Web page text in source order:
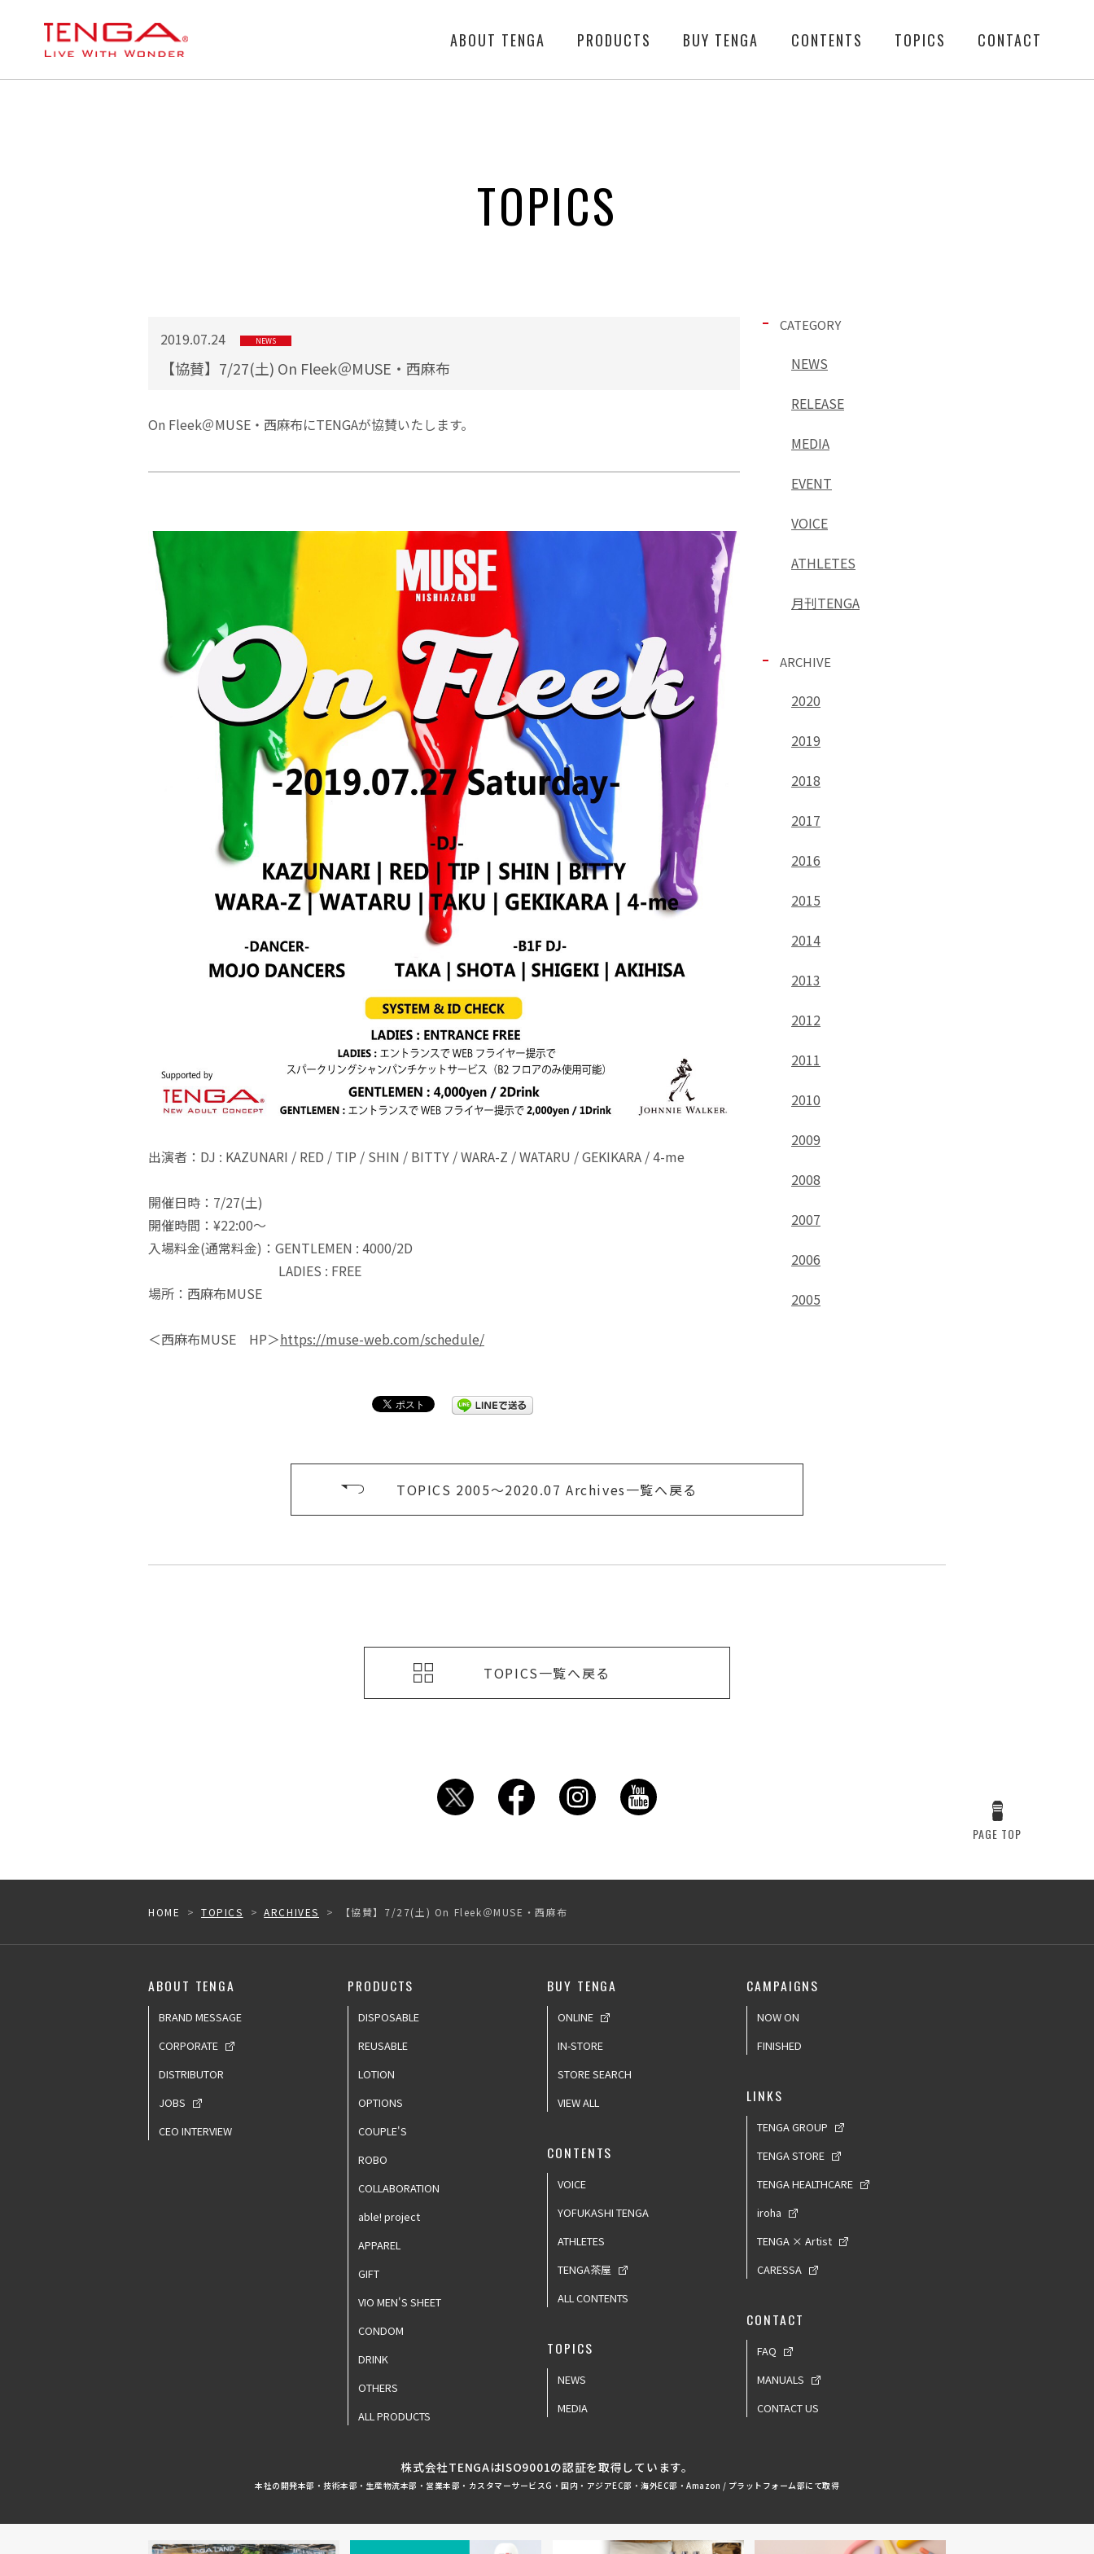
ABOUT TENGA PRODUCTS BUY TENGA CONTENTS TOPICS CONTACT
TOPICS
2019.07.24 NEWS
【協賛】7/27(土) On Fleek＠MUSE・西麻布
On Fleek＠MUSE・西麻布にTENGAが協賛いたします。
出演者：DJ : KAZUNARI / RED / TIP / SHIN / BITTY / WARA-Z / WATARU / GEKIKARA / 4-me
開催日時：7/27(土)
開催時間：¥22:00～
入場料金(通常料金)：GENTLEMEN : 4000/2D
LADIES : FREE
場所：西麻布MUSE
＜西麻布MUSE HP＞https://muse-web.com/schedule/
CATEGORY
NEWS
RELEASE
MEDIA
EVENT
VOICE
ATHLETES
月刊TENGA
ARCHIVE
2020
2019
2018
2017
2016
2015
2014
2013
2012
2011
2010
2009
2008
2007
2006
2005
TOPICS 2005〜2020.07Archives一覧へ戻る
TOPICS一覧へ戻る
PAGE TOP
HOME TOPICS ARCHIVES 【協賛】7/27(土) On Fleek＠MUSE・西麻布
ABOUT TENGA
BRAND MESSAGE
CORPORATE
DISTRIBUTOR
JOBS
CEO INTERVIEW
PRODUCTS
DISPOSABLE
REUSABLE
LOTION
OPTIONS
COUPLE'S
ROBO
COLLABORATION
able! project
APPAREL
GIFT
VIO MEN'S SHEET
CONDOM
DRINK
OTHERS
ALL PRODUCTS
BUY TENGA
ONLINE
IN-STORE
STORE SEARCH
VIEW ALL
CONTENTS
VOICE
YOFUKASHI TENGA
ATHLETES
TENGA茶屋
ALL CONTENTS
TOPICS
NEWS
MEDIA
CAMPAIGNS
NOW ON
FINISHED
LINKS
TENGA GROUP
TENGA STORE
TENGA HEALTHCARE
iroha
TENGA × Artist
CARESSA
CONTACT
FAQ
MANUALS
CONTACT US
株式会社TENGAはISO9001の認証を取得しています。
本社の開発本部・技術本部・生産物流本部・営業本部・カスタマーサービスG・国内・アジアEC部・海外EC部・Amazon / プラットフォーム部にて取得